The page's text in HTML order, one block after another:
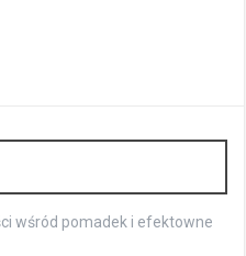
wśród pomadek i efektowne